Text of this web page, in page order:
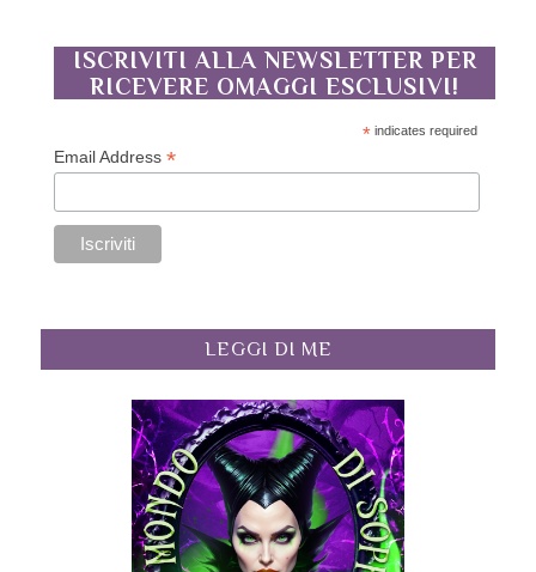
ISCRIVITI ALLA NEWSLETTER PER
RICEVERE OMAGGI ESCLUSIVI!
* indicates required
Email Address*
LEGGI DI ME